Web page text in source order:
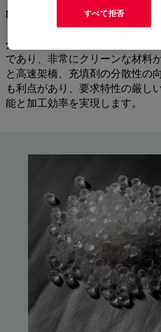
NORDEL™ EPDMは、ダウ独自
り、ポリマー構造の精密な制御
分子量、エチレンおよびジエン
であり、非常にクリーンな材料
と高速架橋、充填剤の分散性の
も利点があり、要求特性の厳し
能と加工効率を実現します。
すべて拒否